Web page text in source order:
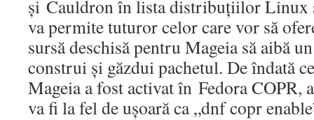
și Cauldron în lista distribuțiilor Linux
va permite tuturor celor care vor să
sursă deschisă pentru Mageia să aibă
construi și găzdui pachetul. De îndată
Mageia a fost activat în Fedora COPR,
va fi la fel de ușoară ca „dnf copr